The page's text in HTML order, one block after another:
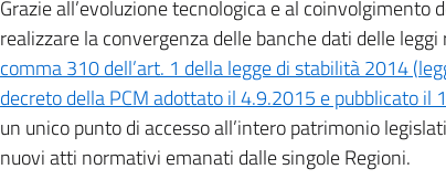
Grazie all’evoluzione tecnologica e al
realizzare la convergenza delle banche dati delle
comma 310 dell’art. 1 della legge di stabilità 2014
decreto della PCM adottato il 4.9.2015 e pubblicato il
un unico punto di accesso all’intero patrimonio
nuovi atti normativi emanati dalle singole Regioni.